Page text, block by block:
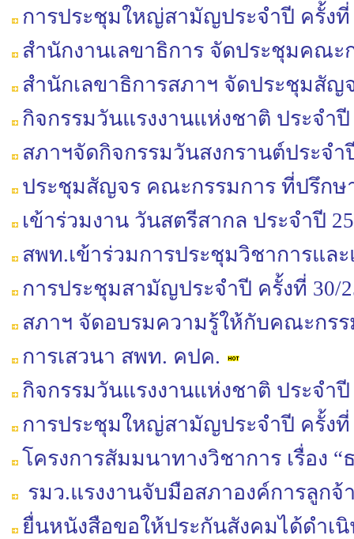
การประชุมใหญ่สามัญประจำปี ครั้งที่
สำนักงานเลขาธิการ จัดประชุมคณะ
สำนักเลขาธิการสภาฯ จัดประชุมสั
กิจกรรมวันแรงงานแห่งชาติ ประจำปี
สภาฯจัดกิจกรรมวันสงกรานต์ประจำ
ประชุมสัญจร คณะกรรมการ ที่ปรึก
เข้าร่วมงาน วันสตรีสากล ประจำปี
สพท.เข้าร่วมการประชุมวิชาการแล
การประชุมสามัญประจำปี ครั้งที่ 30/
สภาฯ จัดอบรมความรู้ให้กับคณะกร
การเสวนา สพท. คปค.
กิจกรรมวันแรงงานแห่งชาติ ประจำปี
การประชุมใหญ่สามัญประจำปี ครั้งที่
โครงการสัมมนาทางวิชาการ เรื่อง
รมว.แรงงานจับมือสภาองค์การลูก
ยื่นหนังสือขอให้ประกันสังคมได้ดำเ